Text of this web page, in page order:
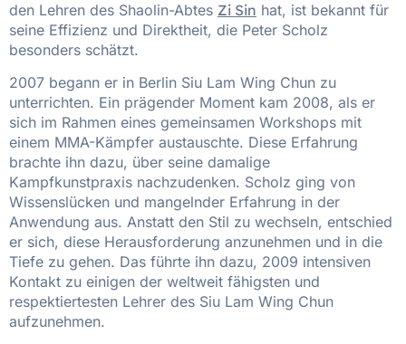
den Lehren des Shaolin-Abtes Zi Sin hat, ist bekannt für
seine Effizienz und Direktheit, die Peter Scholz
besonders schätzt.
2007 begann er in Berlin Siu Lam Wing Chun zu
unterrichten. Ein prägender Moment kam 2008, als er
sich im Rahmen eines gemeinsamen Workshops mit
einem MMA-Kämpfer austauschte. Diese Erfahrung
brachte ihn dazu, über seine damalige
Kampfkunstpraxis nachzudenken. Scholz ging von
Wissenslücken und mangelnder Erfahrung in der
Anwendung aus. Anstatt den Stil zu wechseln, entschied
er sich, diese Herausforderung anzunehmen und in die
Tiefe zu gehen. Das führte ihn dazu, 2009 intensiven
Kontakt zu einigen der weltweit fähigsten und
respektiertesten Lehrer des Siu Lam Wing Chun
aufzunehmen.